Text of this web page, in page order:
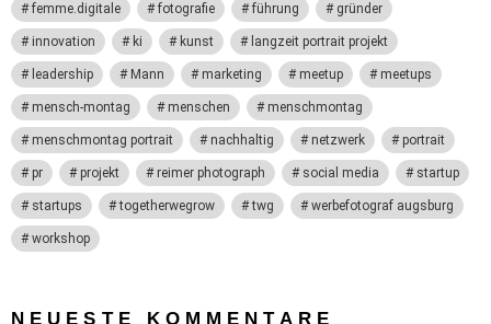
femme.digitale fotografie führung gründer
innovation ki kunst langzeit portrait projekt
leadership Mann marketing meetup meetups
mensch-montag menschen menschmontag
menschmontag portrait nachhaltig netzwerk portrait
pr projekt reimer photograph social media startup
startups togetherwegrow twg werbefotograf augsburg
workshop
NEUESTE KOMMENTARE